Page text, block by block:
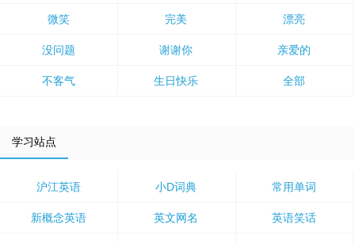
微笑 完美 漂亮
没问题 谢谢你 亲爱的
不客气 生日快乐 全部
学习站点
沪江英语 小D词典 常用单词
新概念英语 英文网名 英语笑话